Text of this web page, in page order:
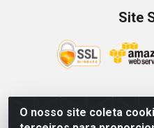
O nosso site coleta
Site
Zein Importação e Comércio